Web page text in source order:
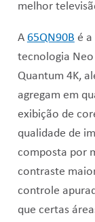
melhor
A 65QN90B é a
tecnologia Neo
Quantum 4K,
agregam em
exibição de
qualidade de
composta por
contraste
controle
que certas